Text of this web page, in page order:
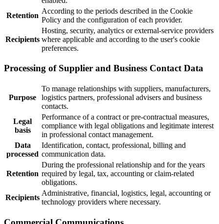
Retention
According to the periods described in the Cookie
Policy and the configuration of each provider.
Recipients
Hosting, security, analytics or external-service providers
where applicable and according to the user's cookie
preferences.
Processing of Supplier and Business Contact Data
Purpose
To manage relationships with suppliers, manufacturers,
logistics partners, professional advisers and business
contacts.
Legal
basis
Performance of a contract or pre-contractual measures,
compliance with legal obligations and legitimate interest
in professional contact management.
Data
processed
Identification, contact, professional, billing and
communication data.
Retention
During the professional relationship and for the years
required by legal, tax, accounting or claim-related
obligations.
Recipients
Administrative, financial, logistics, legal, accounting or
technology providers where necessary.